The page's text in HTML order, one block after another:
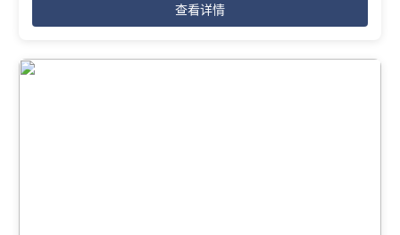
查看详情